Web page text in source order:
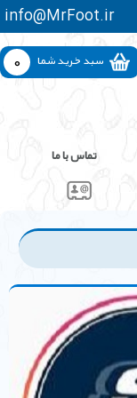
info@MrFoot.ir
0
سبد خرید شما
تماس با ما